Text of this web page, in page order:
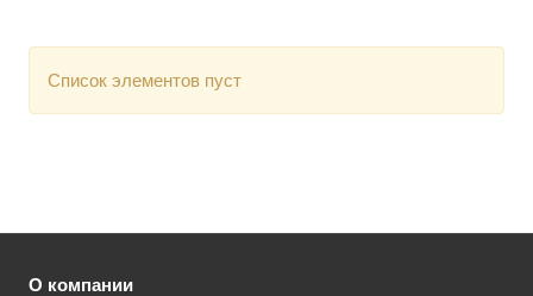
Список элементов пуст
О компании